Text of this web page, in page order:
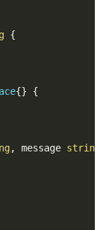
{
{}
{
, message string